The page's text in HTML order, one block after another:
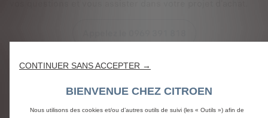
CONTINUER SANS ACCEPTER →
BIENVENUE CHEZ CITROEN
Nous utilisons des cookies et/ou d’autres outils de suivi (les « Outils ») afin de